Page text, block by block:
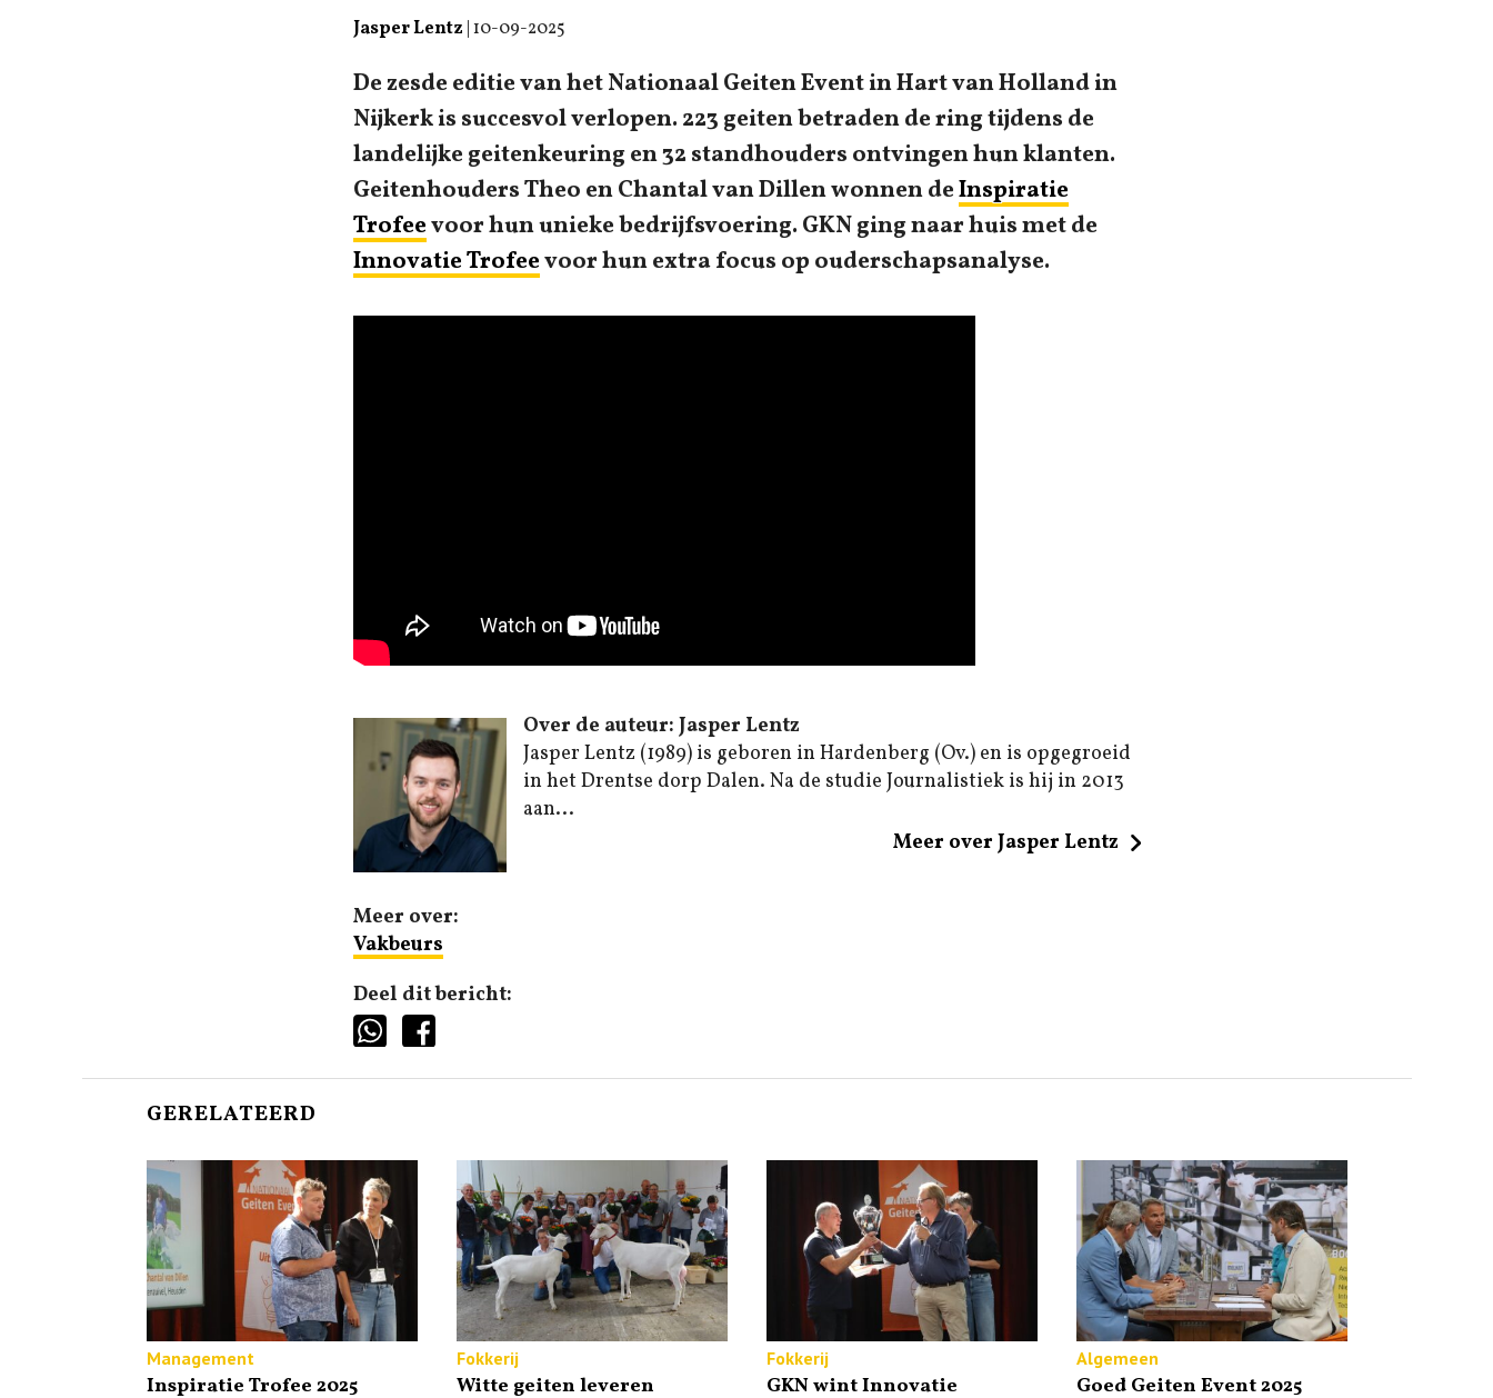
Jasper Lentz 10-09-2025
De zesde editie van het Nationaal Geiten Event in Hart van Holland in
Nijkerk is succesvol verlopen. 223 geiten betraden de ring tijdens de
landelijke geitenkeuring en 32 standhouders ontvingen hun klanten.
Geitenhouders Theo en Chantal van Dillen wonnen deInspiratie
Trofeevoor hun unieke bedrijfsvoering. GKN ging naar huis met de
Innovatie Trofeevoor hun extra focus op ouderschapsanalyse.
Over de auteur: Jasper Lentz
Jasper Lentz (1989) is geboren in Hardenberg (Ov.) en is opgegroeid
in het Drentse dorp Dalen. Na de studie Journalistiek is hij in 2013
aan...
Meer over Jasper Lentz
Meer over:
Vakbeurs
Deel dit bericht:
GERELATEERD
Management
Inspiratie Trofee 2025
Fokkerij
Witte geiten leveren
Fokkerij
GKN wint Innovatie
Algemeen
Goed Geiten Event 2025